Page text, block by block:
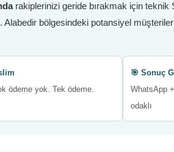
rakiplerinizi geride bırakmak için teknik
bölgesindeki potansiyel
ödeme yok. Tek ödeme.
🎯 Sonuç
WhatsApp
odaklı